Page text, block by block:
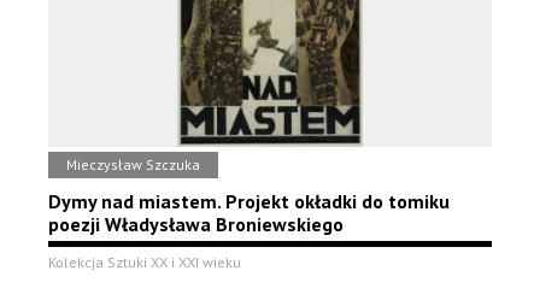
Mieczysław Szczuka
Dymy nad miastem. Projekt okładki do tomiku
poezji Władysława Broniewskiego
Kolekcja Sztuki XX i XXI wieku